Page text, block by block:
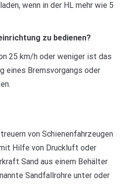
wenn in der HL mehr wie 5
zu bedienen?
25 km/h oder weniger ist das
eines Bremsvorgangs oder
von Schienenfahrzeugen
Hilfe von Druckluft oder
Sand aus einem Behälter
Sandfallrohre unter oder